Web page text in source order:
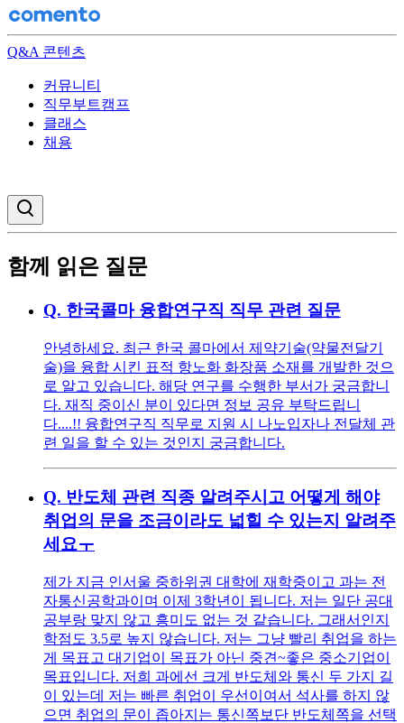
Q&A 콘텐츠
커뮤니티
직무부트캠프
클래스
채용
함께 읽은 질문
Q. 한국콜마 융합연구직 직무 관련 질문
안녕하세요. 최근 한국 콜마에서 제약기술(약물전달기
술)을 융합 시킨 표적 항노화 화장품 소재를 개발한 것으
로 알고 있습니다. 해당 연구를 수행한 부서가 궁금합니
다. 재직 중이신 분이 있다면 정보 공유 부탁드립니
다....!! 융합연구직 직무로 지원 시 나노입자나 전달체 관
련 일을 할 수 있는 것인지 궁금합니다.
Q. 반도체 관련 직종 알려주시고 어떻게 해야
취업의 문을 조금이라도 넓힐 수 있는지 알려주
세요ㅜ
제가 지금 인서울 중하위권 대학에 재학중이고 과는 전
자통신공학과이며 이제 3학년이 됩니다. 저는 일단 공대
공부랑 맞지 않고 흥미도 없는 것 같습니다. 그래서인지
학점도 3.5로 높지 않습니다. 저는 그냥 빨리 취업을 하는
게 목표고 대기업이 목표가 아닌 중견~좋은 중소기업이
목표입니다. 저희 과에선 크게 반도체와 통신 두 가지 길
이 있는데 저는 빠른 취업이 우선이여서 석사를 하지 않
으면 취업의 문이 좁아지는 통신쪽보단 반도체쪽을 선택